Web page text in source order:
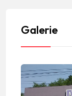
Galerie